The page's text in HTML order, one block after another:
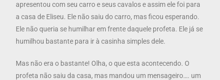
apresentou com seu carro e seus cavalos e assim ele foi para
a casa de Eliseu. Ele não saiu do carro, mas ficou esperando.
Ele não queria se humilhar em frente daquele profeta. Ele já se
humilhou bastante para ir à casinha simples dele.
Mas não era o bastante! Olha, o que esta acontecendo. O
profeta não saiu da casa, mas mandou um mensageiro…. um